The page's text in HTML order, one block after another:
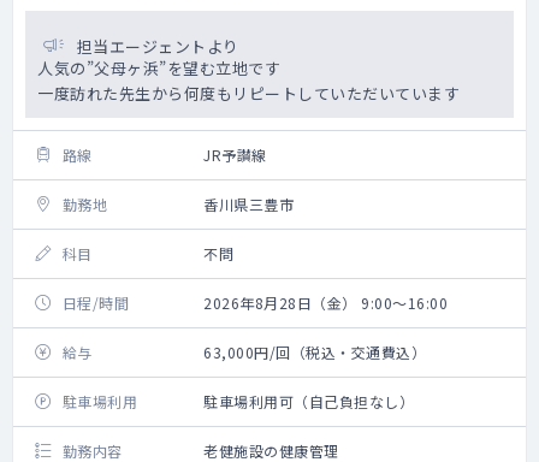
担当エージェントより
人気の”父母ヶ浜”を望む立地です
一度訪れた先生から何度もリピートしていただいています
路線 JR予讃線
勤務地 香川県三豊市
科目 不問
日程/時間 2026年8月28日（金） 9:00～16:00
給与 63,000円/回（税込・交通費込）
駐車場利用 駐車場利用可（自己負担なし）
勤務内容 老健施設の健康管理